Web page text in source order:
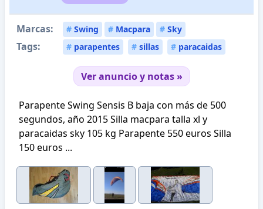
Marcas: # Swing # Macpara # Sky
Tags: # parapentes # sillas # paracaidas
Ver anuncio y notas »
Parapente Swing Sensis B baja con más de 500
segundos, año 2015 Silla macpara talla xl y
paracaidas sky 105 kg Parapente 550 euros Silla
150 euros ...